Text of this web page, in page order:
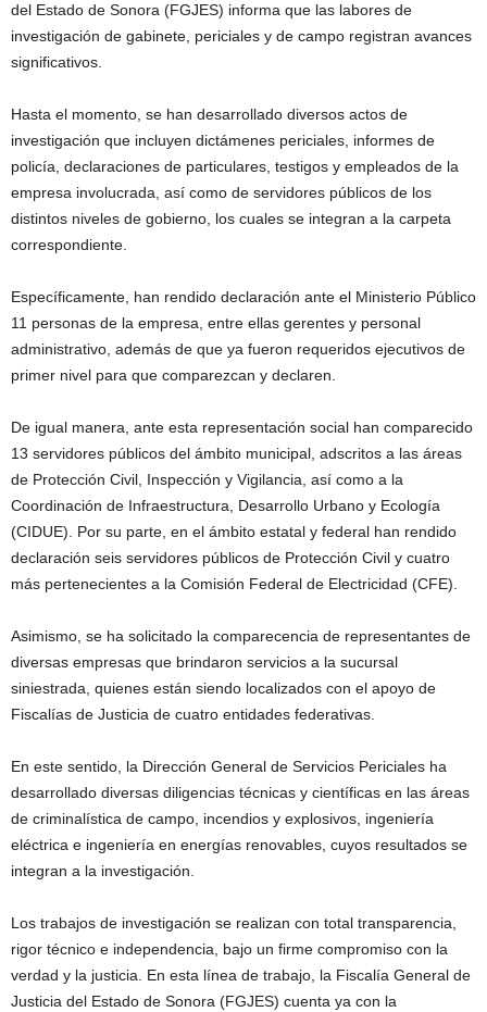
del Estado de Sonora (FGJES) informa que las labores de
investigación de gabinete, periciales y de campo registran avances
significativos.
Hasta el momento, se han desarrollado diversos actos de
investigación que incluyen dictámenes periciales, informes de
policía, declaraciones de particulares, testigos y empleados de la
empresa involucrada, así como de servidores públicos de los
distintos niveles de gobierno, los cuales se integran a la carpeta
correspondiente.
Específicamente, han rendido declaración ante el Ministerio Público
11 personas de la empresa, entre ellas gerentes y personal
administrativo, además de que ya fueron requeridos ejecutivos de
primer nivel para que comparezcan y declaren.
De igual manera, ante esta representación social han comparecido
13 servidores públicos del ámbito municipal, adscritos a las áreas
de Protección Civil, Inspección y Vigilancia, así como a la
Coordinación de Infraestructura, Desarrollo Urbano y Ecología
(CIDUE). Por su parte, en el ámbito estatal y federal han rendido
declaración seis servidores públicos de Protección Civil y cuatro
más pertenecientes a la Comisión Federal de Electricidad (CFE).
Asimismo, se ha solicitado la comparecencia de representantes de
diversas empresas que brindaron servicios a la sucursal
siniestrada, quienes están siendo localizados con el apoyo de
Fiscalías de Justicia de cuatro entidades federativas.
En este sentido, la Dirección General de Servicios Periciales ha
desarrollado diversas diligencias técnicas y científicas en las áreas
de criminalística de campo, incendios y explosivos, ingeniería
eléctrica e ingeniería en energías renovables, cuyos resultados se
integran a la investigación.
Los trabajos de investigación se realizan con total transparencia,
rigor técnico e independencia, bajo un firme compromiso con la
verdad y la justicia. En esta línea de trabajo, la Fiscalía General de
Justicia del Estado de Sonora (FGJES) cuenta ya con la